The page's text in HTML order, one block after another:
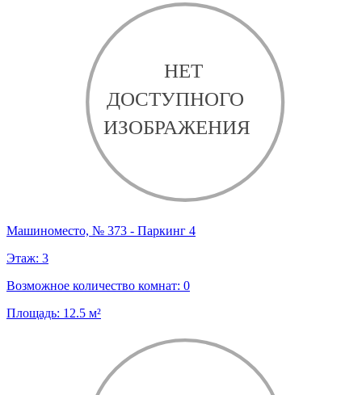
Машиноместо, № 373 - Паркинг 4
Этаж: 3
Возможное количество комнат: 0
Площадь: 12.5 м²